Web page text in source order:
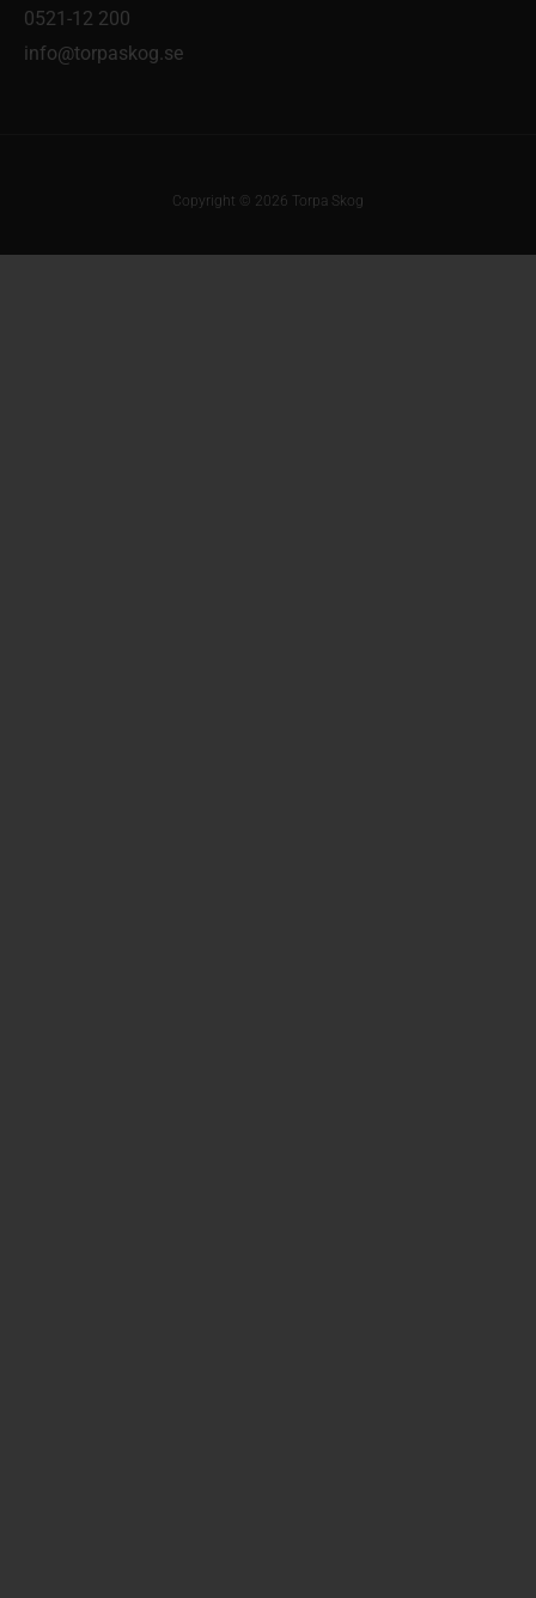
0521-12 200
info@torpaskog.se
Copyright © 2026 Torpa Skog